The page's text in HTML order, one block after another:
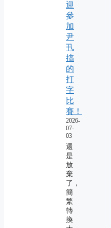
迎
參
加
尹
卂
搞
的
打
字
比
賽！
2026-
07-
03
還
是
放
棄
了，
簡
繁
轉
換